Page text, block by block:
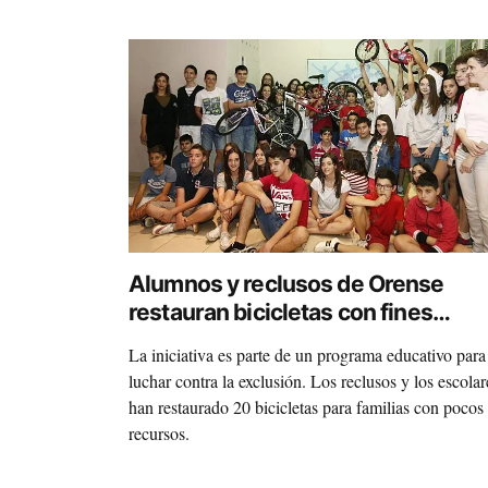
Alumnos y reclusos de Orense
restauran bicicletas con fines
La iniciativa es parte de un programa educativo para
luchar contra la exclusión. Los reclusos y los
han restaurado 20 bicicletas para familias con pocos
recursos.